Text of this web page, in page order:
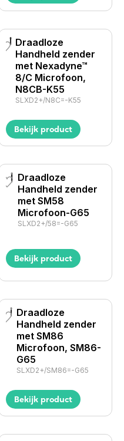
Draadloze
Handheld zender
met Nexadyne™
8/C Microfoon,
N8CB-K55
SLXD2+/N8C=-K55
Bekijk product
Draadloze
Handheld zender
met SM58
Microfoon-G65
SLXD2+/58=-G65
Bekijk product
Draadloze
Handheld zender
met SM86
Microfoon, SM86-
G65
SLXD2+/SM86=-G65
Bekijk product